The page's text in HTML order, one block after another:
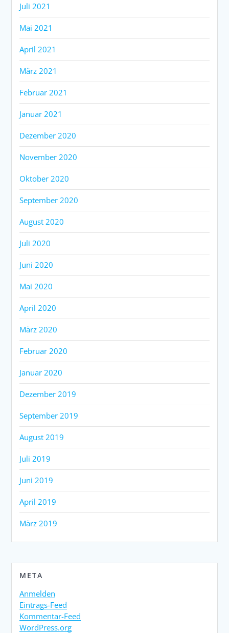
Juli 2021
Mai 2021
April 2021
März 2021
Februar 2021
Januar 2021
Dezember 2020
November 2020
Oktober 2020
September 2020
August 2020
Juli 2020
Juni 2020
Mai 2020
April 2020
März 2020
Februar 2020
Januar 2020
Dezember 2019
September 2019
August 2019
Juli 2019
Juni 2019
April 2019
März 2019
META
Anmelden
Eintrags-Feed
Kommentar-Feed
WordPress.org